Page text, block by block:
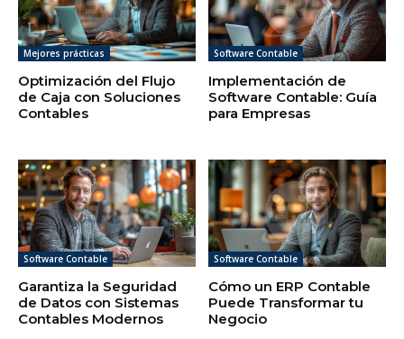
Mejores prácticas
Optimización del Flujo
de Caja con Soluciones
Contables
Software Contable
Implementación de
Software Contable: Guía
para Empresas
Software Contable
Garantiza la Seguridad
de Datos con Sistemas
Contables Modernos
Software Contable
Cómo un ERP Contable
Puede Transformar tu
Negocio